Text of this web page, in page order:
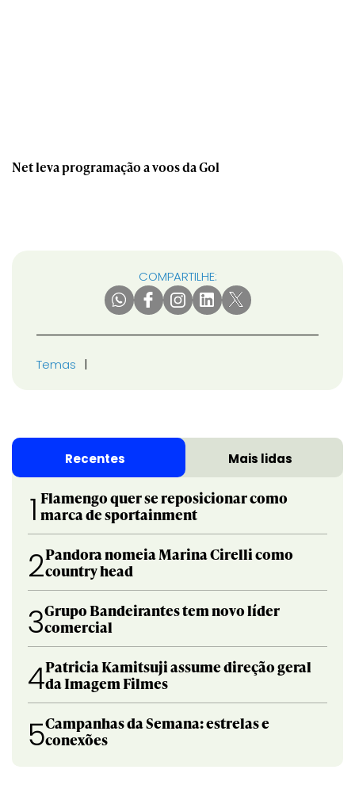
Net leva programação a voos da Gol
COMPARTILHE:
Temas
Recentes Mais lidas
1 Flamengo quer se reposicionar como
marca de sportainment
2Pandora nomeia Marina Cirelli como
country head
3Grupo Bandeirantes tem novo líder
comercial
4Patricia Kamitsuji assume direção geral
da Imagem Filmes
5Campanhas da Semana: estrelas e
conexões